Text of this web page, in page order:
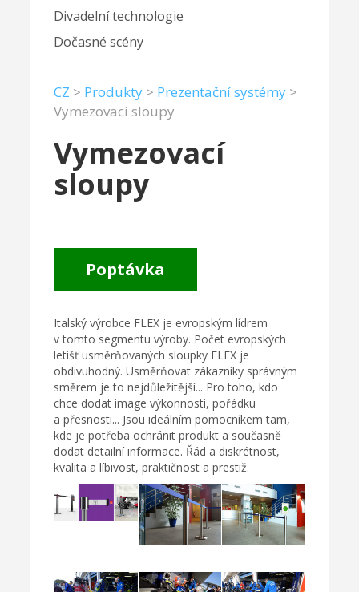
Divadelní technologie
Dočasné scény
CZ > Produkty > Prezentační systémy >
Vymezovací sloupy
Vymezovací
sloupy
Poptávka
Italský výrobce FLEX je evropským lídrem
v tomto segmentu výroby. Počet evropských
letišť usměrňovaných sloupky FLEX je
obdivuhodný. Usměrňovat zákazníky správným
směrem je to nejdůležitější... Pro toho, kdo
chce dodat image výkonnosti, pořádku
a přesnosti... Jsou ideálním pomocníkem tam,
kde je potřeba ochránit produkt a současně
dodat detailní informace. Řád a diskrétnost,
kvalita a líbivost, praktičnost a prestiž.